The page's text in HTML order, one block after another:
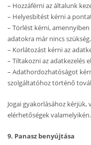
– Hozzáférni az általunk
– Helyesbítést kérni a
– Törlést kérni, amennyiben
adatokra már nincs szükség.
– Korlátozást kérni az
– Tiltakozni az adatkezelés
– Adathordozhatóságot
szolgáltatóhoz történő
Jogai gyakorlásához
elérhetőségek valamelyikén.
9. Panasz benyújtása